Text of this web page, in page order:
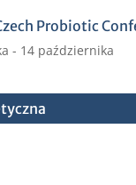
Probiotic
- 14 października